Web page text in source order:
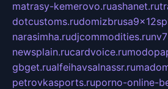
matrasy-kemerovo.ruashanet.ru
dotcustoms.ru
narasimha.rudjcommodities.ru
newsplain.rucardvoice.ru
gbget.rualfeihavsalnassr.ru
petrovkasports.ruporno-online-